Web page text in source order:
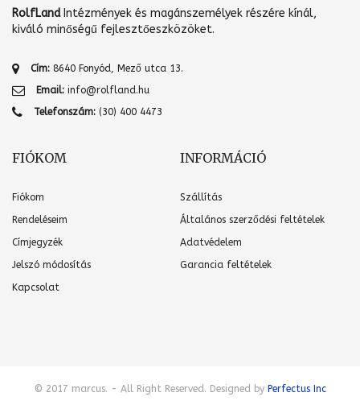
RolfLandIntézmények és magánszemélyek részére kínál,
kiváló minőségű fejlesztőeszközöket.
Cím: 8640 Fonyód, Mező utca 13.
Email: info@rolfland.hu
Telefonszám: (30) 400 4473
FIÓKOM
Fiókom
Rendeléseim
Címjegyzék
Jelszó módosítás
Kapcsolat
INFORMÁCIÓ
Szállítás
Általános szerződési feltételek
Adatvédelem
Garancia feltételek
© 2017 marcus. - All Right Reserved. Designed by Perfectus Inc